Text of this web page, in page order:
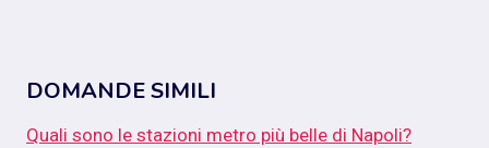
DOMANDE SIMILI
Quali sono le stazioni metro più belle di Napoli?